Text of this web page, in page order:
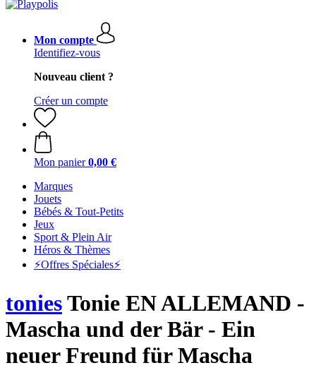
Mon compte
Identifiez-vous
Nouveau client ?
Créer un compte
Mon panier 0,00 €
Marques
Jouets
Bébés & Tout-Petits
Jeux
Sport & Plein Air
Héros & Thèmes
⚡️Offres Spéciales⚡️
toniesTonie EN ALLEMAND -
Mascha und der Bär - Ein
neuer Freund für Mascha